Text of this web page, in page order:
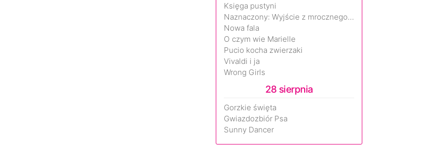
Księga pustyni
Naznaczony: Wyjście z mrocznego wymiaru
Nowa fala
O czym wie Marielle
Pucio kocha zwierzaki
Vivaldi i ja
Wrong Girls
28 sierpnia
Gorzkie święta
Gwiazdozbiór Psa
Sunny Dancer